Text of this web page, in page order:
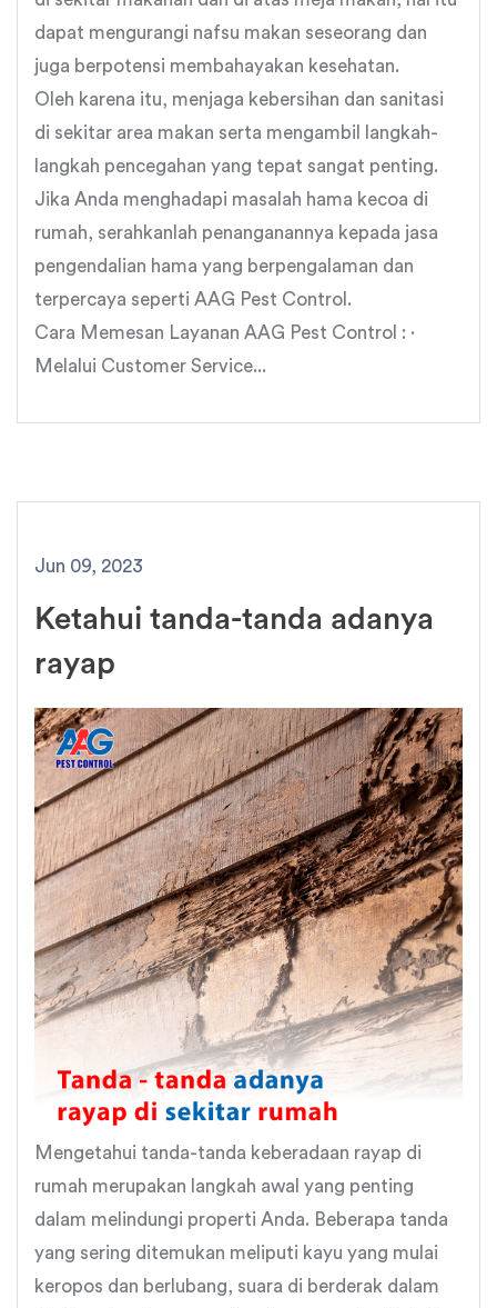
dapat mengurangi nafsu makan seseorang dan
juga berpotensi membahayakan kesehatan.
Oleh karena itu, menjaga kebersihan dan sanitasi
di sekitar area makan serta mengambil langkah-
langkah pencegahan yang tepat sangat penting.
Jika Anda menghadapi masalah hama kecoa di
rumah, serahkanlah penanganannya kepada jasa
pengendalian hama yang berpengalaman dan
terpercaya seperti AAG Pest Control.
Cara Memesan Layanan AAG Pest Control : ·
Melalui Customer Service...
Jun 09, 2023
Ketahui tanda-tanda adanya
rayap
Mengetahui tanda-tanda keberadaan rayap di
rumah merupakan langkah awal yang penting
dalam melindungi properti Anda. Beberapa tanda
yang sering ditemukan meliputi kayu yang mulai
keropos dan berlubang, suara di berderak dalam